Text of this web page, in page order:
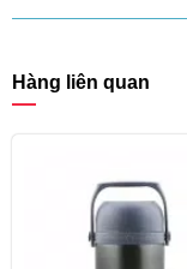
Hàng liên quan